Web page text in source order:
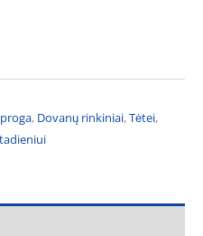
, Dovanų rinkiniai,Tėtei,